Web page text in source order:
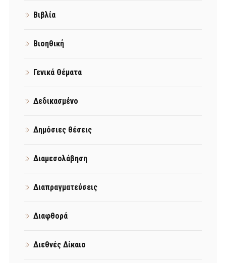
Βιβλία
Βιοηθική
Γενικά Θέματα
Δεδικασμένο
Δημόσιες θέσεις
Διαμεσολάβηση
Διαπραγματεύσεις
Διαφθορά
Διεθνές Δίκαιο